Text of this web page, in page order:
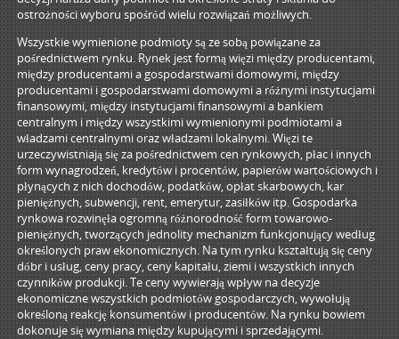
ostrożności wyboru spośród wielu rozwiązań możliwych.
Wszystkie wymienione podmioty są ze sobą powiązane za
pośrednictwem rynku. Rynek jest formą więzi między producentami,
między producentami a gospodarstwami domowymi, między
producentami i gospodarstwami domowymi a różnymi instytucjami
finansowymi, między instytucjami finansowymi a bankiem
centralnym i między wszystkimi wymienionymi podmiotami a
władzami centralnymi oraz władzami lokalnymi. Więzi te
urzeczywistniają się za pośrednictwem cen rynkowych, płac i innych
form wynagrodzeń, kredytów i procentów, papierów wartościowych i
płynących z nich dochodów, podatków, opłat skarbowych, kar
pieniężnych, subwencji, rent, emerytur, zasiłków itp. Gospodarka
rynkowa rozwinęła ogromną różnorodność form towarowo-
pieniężnych, tworzących jednolity mechanizm funkcjonujący według
określonych praw ekonomicznych. Na tym rynku kształtują się ceny
dóbr i usług, ceny pracy, ceny kapitału, ziemi i wszystkich innych
czynników produkcji. Te ceny wywierają wpływ na decyzje
ekonomiczne wszystkich podmiotów gospodarczych, wywołują
określoną reakcję konsumentów i producentów. Na rynku bowiem
dokonuje się wymiana między kupującymi i sprzedającymi.